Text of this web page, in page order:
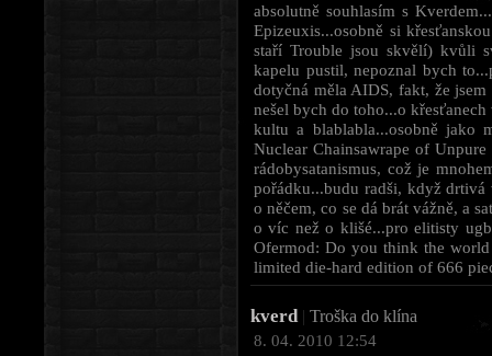
absolutně souhlasím s
Epizeuxis...osobně si
staří Trouble jsou skvělí) kvůli
kapelu pustil, nepoznal bych
dotyčná měla AIDS, fakt, že
nešel bych do toho...o
kultu a blablabla...osobně jako
Nuclear Chainsawrape of
rádobysatanismus, což je
pořádku...budu radši, když drtivá
o něčem, co se dá brát vážně, a
o víc než o klišé...pro elitisty
Ofermod: Do you think the
limited die-hard edition of 666
kverd | Troška do klína
8. 04. 2010 12:54